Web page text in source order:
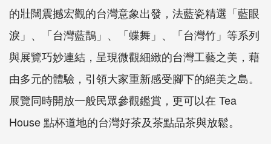
的壯闊震撼宏觀的台灣意象出發，法藍瓷精選「藍眼
淚」、「台灣藍鵲」、「蝶舞」、「台灣竹」等系列
與展覽巧妙連結，呈現微觀細緻的台灣工藝之美，藉
由多元的體驗，引領大家重新感受腳下的絕美之島。
展覽同時開放一般民眾參觀鑑賞，更可以在 Tea
House 點杯道地的台灣好茶及茶點品茶與放鬆。